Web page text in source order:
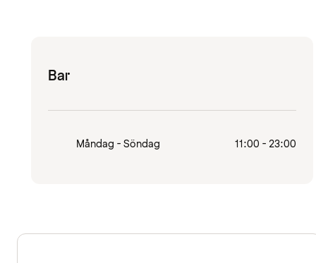
Bar
Måndag - Söndag 11:00 - 23:00